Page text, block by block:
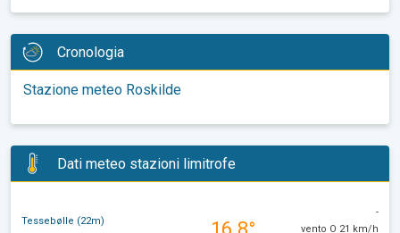
Cronologia
Stazione meteo Roskilde
Dati meteo stazioni limitrofe
Tessebølle (22m)
-
vento O 21 km/h